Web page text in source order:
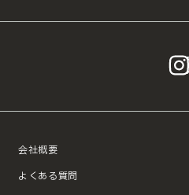
会社概要
よくある質問